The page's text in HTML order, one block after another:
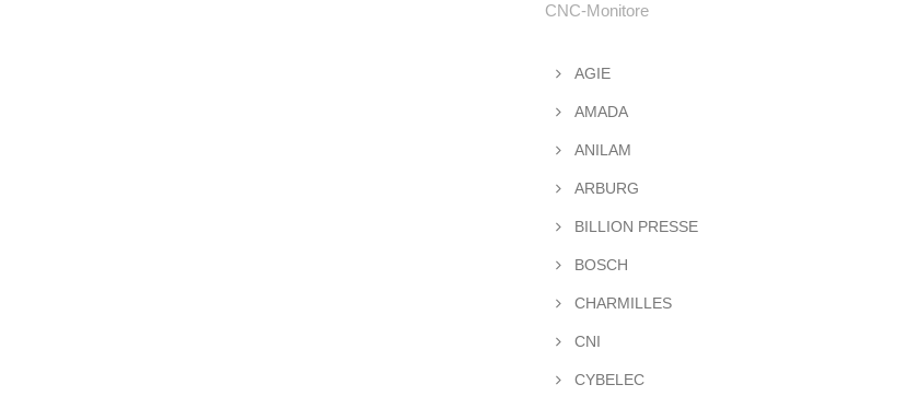
CNC-Monitore
AGIE
AMADA
ANILAM
ARBURG
BILLION PRESSE
BOSCH
CHARMILLES
CNI
CYBELEC